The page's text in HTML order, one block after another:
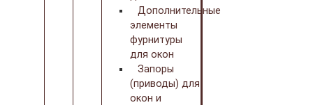
Дополнительные
элементы
фурнитуры
для окон
Запоры
(приводы) для
окон и